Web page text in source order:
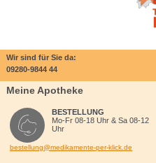
Wir sind für Sie da:
09280-9844 44
Meine Apotheke
BESTELLUNG
Mo-Fr 08-18 Uhr & Sa 08-12
Uhr
bestellung@medikamente-per-klick.de